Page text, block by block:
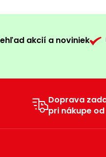
akcií a noviniek
Doprava
pri nákupe od